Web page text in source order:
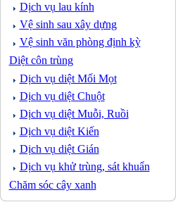
Dịch vụ lau kính
Vệ sinh sau xây dựng
Vệ sinh văn phòng định kỳ
Diệt côn trùng
Dịch vụ diệt Mối Mọt
Dịch vụ diệt Chuột
Dịch vụ diệt Muỗi, Ruồi
Dịch vụ diệt Kiến
Dịch vụ diệt Gián
Dịch vụ khử trùng, sát khuẩn
Chăm sóc cây xanh